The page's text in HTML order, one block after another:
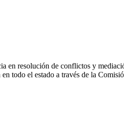
en resolución de conflictos y
todo el estado a través de la